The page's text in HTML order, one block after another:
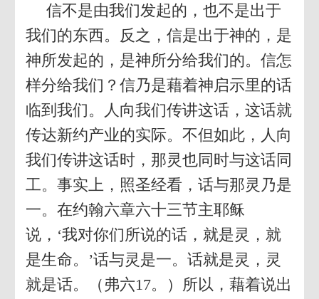
信不是由我们发起的，也不是出于
我们的东西。反之，信是出于神的，是
神所发起的，是神所分给我们的。信怎
样分给我们？信乃是藉着神启示里的话
临到我们。人向我们传讲这话，这话就
传达新约产业的实际。不但如此，人向
我们传讲这话时，那灵也同时与这话同
工。事实上，照圣经看，话与那灵乃是
一。在约翰六章六十三节主耶稣
说，‘我对你们所说的话，就是灵，就
是生命。’话与灵是一。话就是灵，灵
就是话。（弗六17。）所以，藉着说出